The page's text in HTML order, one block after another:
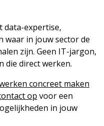
data-expertise,
waar in jouw sector de
zijn. Geen IT-jargon,
die direct werken.
concreet maken
op voor een
in jouw